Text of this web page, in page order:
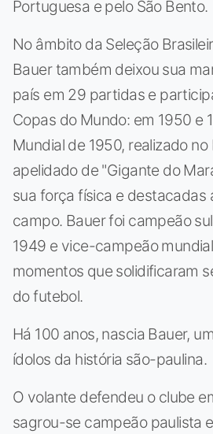
Portuguesa e pelo São Bento.
No âmbito da Seleção
Bauer também deixou sua
país em 29 partidas e
Copas do Mundo: em 1950 e
Mundial de 1950, realizado no
apelidado de "Gigante do
sua força física e destacadas
campo. Bauer foi campeão
1949 e vice-campeão
momentos que solidificaram
do futebol.
Há 100 anos, nascia Bauer,
ídolos da história são-paulina.
O volante defendeu o clube
sagrou-se campeão paulista